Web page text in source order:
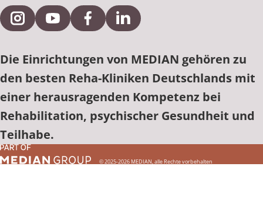
Externe Verlinkung zu Instagram
Externe Verlinkung zu YouTube
Externe Verlinkung zu Facebook
Externe Verlinkung zu
Die Einrichtungen von MEDIAN gehören zu
den besten Reha-Kliniken Deutschlands mit
einer herausragenden Kompetenz bei
Rehabilitation, psychischer Gesundheit und
Teilhabe.
© 2025-2026 MEDIAN, alle Rechte vorbehalten